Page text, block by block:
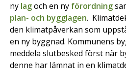
ny lagoch en ny förordning
plan- och bygglagen.
den klimatpåverkan som
en ny byggnad. Kommunens
meddela slutbesked först när
denne har lämnat in en